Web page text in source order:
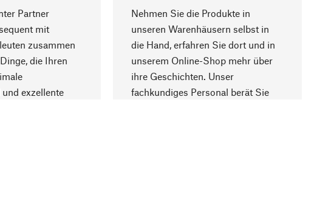
Partner
mit
zusammen
die Ihren
exzellente
Nehmen Sie die Produkte in
unseren Warenhäusern selbst in
die Hand, erfahren Sie dort und in
unserem Online-Shop mehr über
ihre Geschichten. Unser
fachkundiges Personal berät Sie